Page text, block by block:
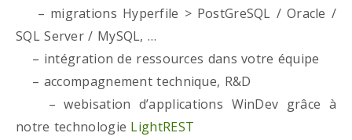
– migrations Hyperfile > PostGreSQL / Oracle /
SQL Server / MySQL, …
– intégration de ressources dans votre équipe
– accompagnement technique, R&D
– webisation d’applications WinDev grâce à
notre technologie LightREST